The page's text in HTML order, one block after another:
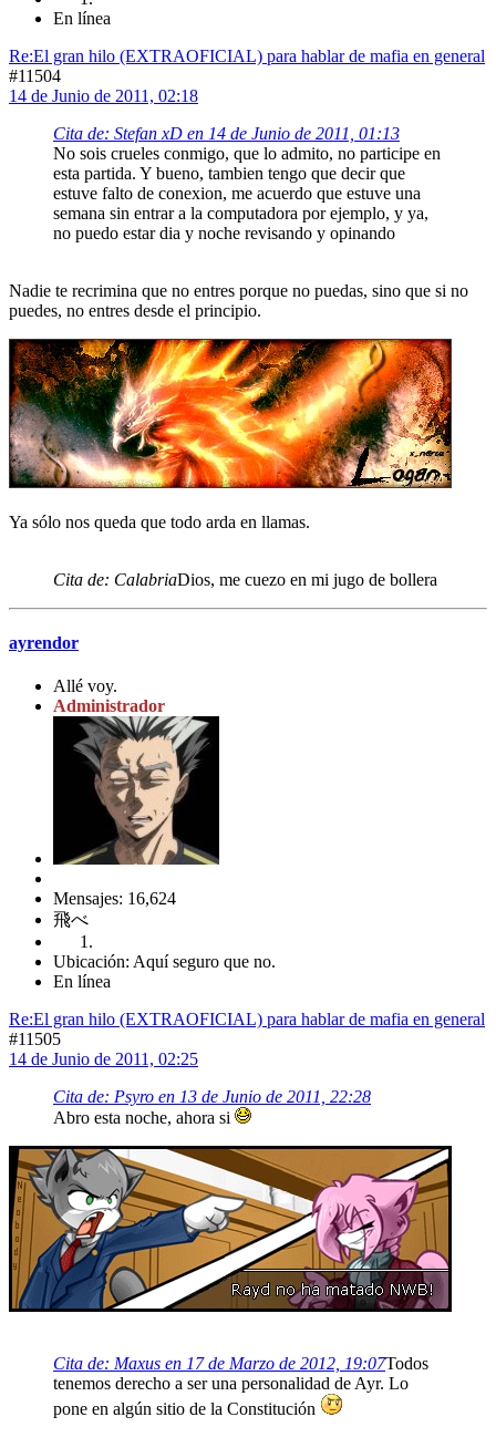
En línea
Re:El gran hilo (EXTRAOFICIAL) para hablar de mafia en general
#11504
14 de Junio de 2011, 02:18
Cita de: Stefan xD en 14 de Junio de 2011, 01:13
No sois crueles conmigo, que lo admito, no participe en
esta partida. Y bueno, tambien tengo que decir que
estuve falto de conexion, me acuerdo que estuve una
semana sin entrar a la computadora por ejemplo, y ya,
no puedo estar dia y noche revisando y opinando
Nadie te recrimina que no entres porque no puedas, sino que si no
puedes, no entres desde el principio.
Ya sólo nos queda que todo arda en llamas.
Cita de: CalabriaDios, me cuezo en mi jugo de bollera
ayrendor
Allé voy.
Administrador
Mensajes: 16,624
飛べ
Ubicación: Aquí seguro que no.
En línea
Re:El gran hilo (EXTRAOFICIAL) para hablar de mafia en general
#11505
14 de Junio de 2011, 02:25
Cita de: Psyro en 13 de Junio de 2011, 22:28
Abro esta noche, ahora si
Cita de: Maxus en 17 de Marzo de 2012, 19:07Todos
tenemos derecho a ser una personalidad de Ayr. Lo
pone en algún sitio de la Constitución